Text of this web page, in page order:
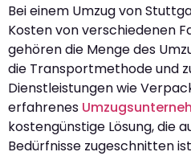
Bei einem Umzug von
Kosten von verschiedenen
gehören die Menge des
die Transportmethode und
Dienstleistungen wie
erfahrenes
kostengünstige Lösung, die
Bedürfnisse zugeschnitten